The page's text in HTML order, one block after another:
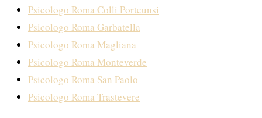
Psicologo Roma Colli Porteunsi
Psicologo Roma Garbatella
Psicologo Roma Magliana
Psicologo Roma Monteverde
Psicologo Roma San Paolo
Psicologo Roma Trastevere